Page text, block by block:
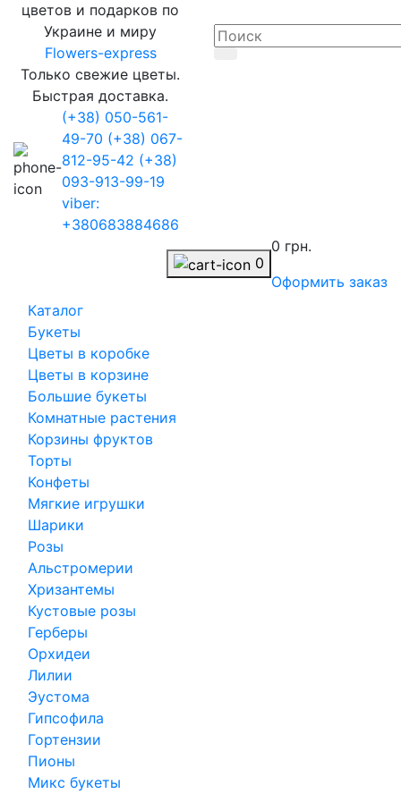
цветов и подарков по
Украине и миру
Flowers-express
Только свежие цветы.
Быстрая доставка.
(+38) 050-561-
49-70 (+38) 067-
812-95-42 (+38)
093-913-99-19
viber:
+380683884686
0
0 грн.
Оформить заказ
Каталог
Букеты
Цветы в коробке
Цветы в корзине
Большие букеты
Комнатные растения
Корзины фруктов
Торты
Конфеты
Мягкие игрушки
Шарики
Розы
Альстромерии
Хризантемы
Кустовые розы
Герберы
Орхидеи
Лилии
Эустома
Гипсофила
Гортензии
Пионы
Микс букеты